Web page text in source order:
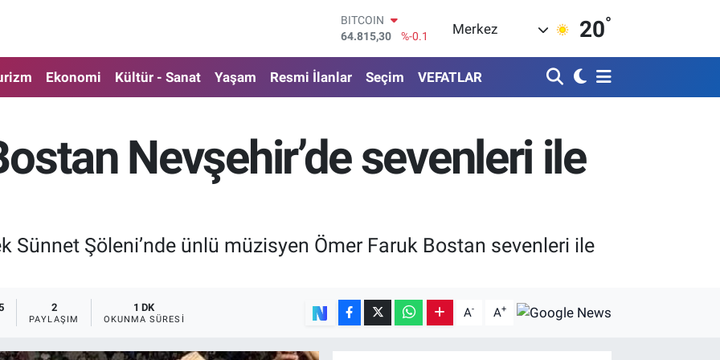
DOLAR
47,7436
%0.18
55,2510
STERLİN
64,4811
%0.38
BİST100
13.779
%-14
Merkez 20°
Ekonomi Kültür - Sanat Yaşam Resmi İlanlar Seçim VEFATLAR
Nevşehir’de sevenleri ile
Sünnet Şöleni’nde ünlü müzisyen Ömer Faruk Bostan sevenleri ile
2
PAYLAŞIM
1 DK
OKUNMA SÜRESI A- A+